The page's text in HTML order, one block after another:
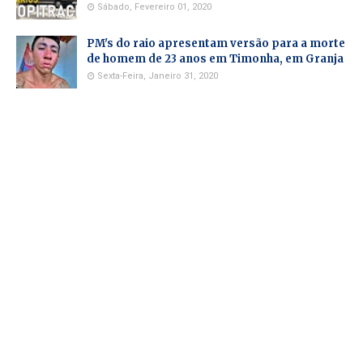
Sábado, Fevereiro 01, 2020
PM's do raio apresentam versão para a morte
de homem de 23 anos em Timonha, em Granja
Sexta-Feira, Janeiro 31, 2020